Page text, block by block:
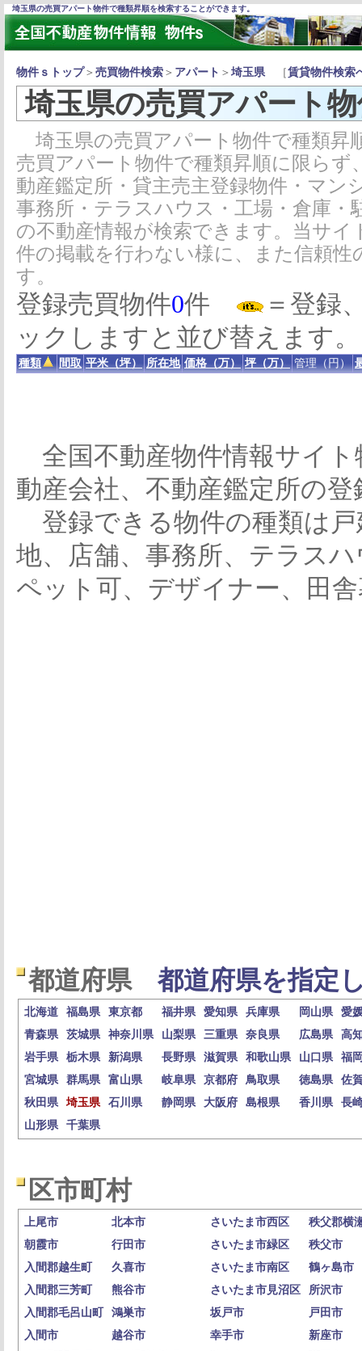
埼玉県の売買アパート物件で種類昇順を検索することができます。
物件ｓトップ＞ 売買物件検索 ＞ アパート ＞ 埼玉県［賃貸物件検索
埼玉県の売買アパート
埼玉県の売買アパート物件で種類昇
売買アパート物件で種類昇順に限らず
動産鑑定所・貸主売主登録物件・マン
事務所・テラスハウス・工場・倉庫
の不動産情報が検索できます。当サ
件の掲載を行わない様に、また信頼
す。
登録売買物件0件
＝登録
ックしますと並び替えます。
種類 間取 平米（坪） 所在地 価格（万） 坪（万） 管理（円）
全国不動産物件情報サイト
動産会社、不動産鑑定所の
登録できる物件の種類は
地、店舗、事務所、テラス
ペット可、デザイナー、田
都道府県 都道府県を指定
北海道 福島県 東京都 福井県 愛知県 兵庫県 岡山県
愛
青森県
茨城県 神奈川県 山梨県 三重県 奈良県 広島県
高
岩手県
栃木県 新潟県 長野県 滋賀県 和歌山県 山口県
福
宮城県
群馬県 富山県 岐阜県 京都府 鳥取県 徳島県
佐
秋田県
埼玉県 石川県 静岡県 大阪府 島根県 香川県
長
山形県
千葉県
区市町村
上尾市 北本市 さいたま市西区
秩父郡横
朝霞市
行田市 さいたま市緑区
秩父市
入間郡越生町
久喜市 さいたま市南区
鶴ヶ島市
入間郡三芳町
熊谷市 さいたま市見沼区
所沢市
入間郡毛呂山町
鴻巣市 坂戸市
戸田市
入間市
越谷市 幸手市
新座市